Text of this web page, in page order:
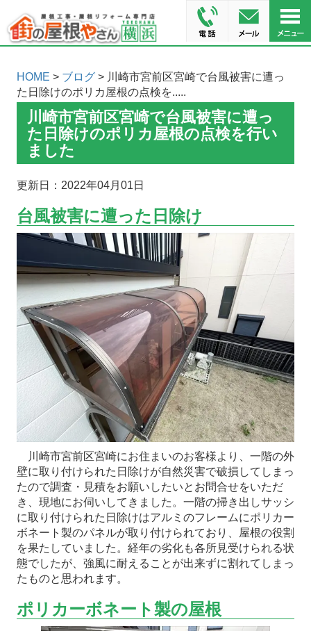
HOME > ブログ> 川崎市宮前区宮崎で台風被害に遭っ
た日除けのポリカ屋根の点検を.....
川崎市宮前区宮崎で台風被害に遭っ
た日除けのポリカ屋根の点検を行い
ました
更新日：2022年04月01日
台風被害に遭った日除け
川崎市宮前区宮崎にお住まいのお客様より、一階の外
壁に取り付けられた日除けが自然災害で破損してしまっ
たので調査・見積をお願いしたいとお問合せをいただ
き、現地にお伺いしてきました。一階の掃き出しサッシ
に取り付けられた日除けはアルミのフレームにポリカー
ボネート製のパネルが取り付けられており、屋根の役割
を果たしていました。経年の劣化も各所見受けられる状
態でしたが、強風に耐えることが出来ずに割れてしまっ
たものと思われます。
ポリカーボネート製の屋根